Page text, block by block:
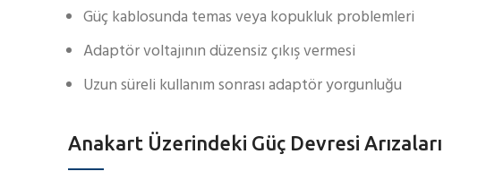
Güç kablosunda temas veya kopukluk problemleri
Adaptör voltajının düzensiz çıkış vermesi
Uzun süreli kullanım sonrası adaptör yorgunluğu
Anakart Üzerindeki Güç Devresi Arızaları